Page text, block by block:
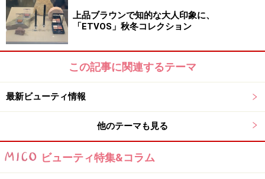
トワニー モイストラッピング パクト
9.0g 全6色 各5000円（税抜）
モイストラッピング パクト用ケース（スポンジ付）
2019年9月1日発売
全国のトワニー販売店にて販売予定
https://www.kanebo-
cosmetics.jp/twany/news/190701_moist_wrapping_pact
/
上品ブラウンで知的な大人印象に、
「ETVOS」秋冬コレクション
この記事に関連するテーマ
最新ビューティ情報
他のテーマも見る
ビューティ特集&コラム